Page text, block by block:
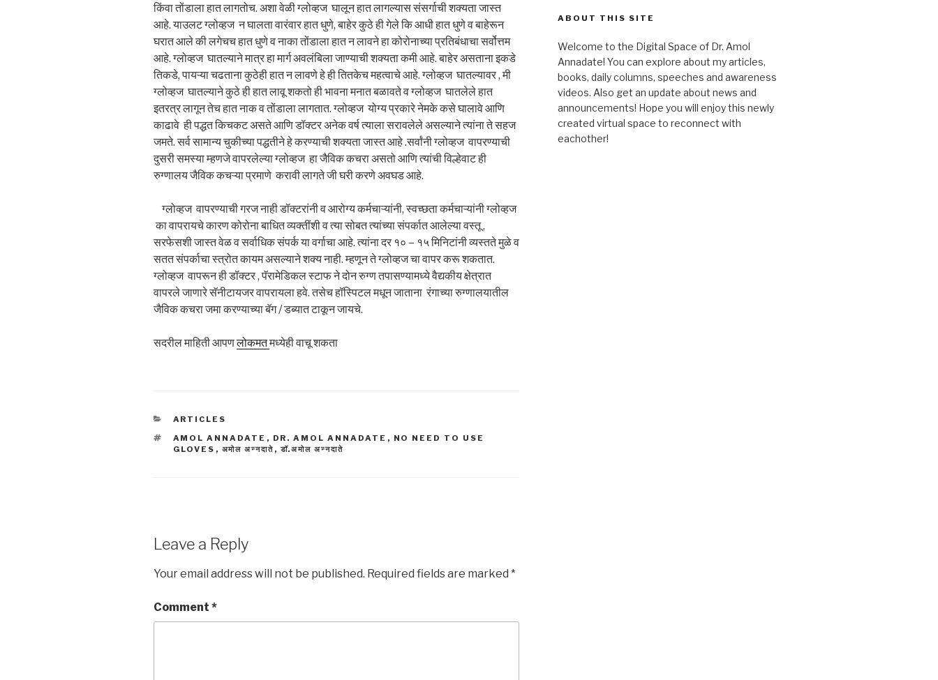
किंवा तोंडाला हात लागतोच. अशा वेळी ग्लोव्हज घालून हात लागल्यास संसर्गाची शक्यता जास्त
आहे. याउलट ग्लोव्हज न घालता वारंवार हात धुणे, बाहेर कुठे ही गेले कि आधी हात धुणे व बाहेरून
घरात आले की लगेचच हात धुणे व नाका तोंडाला हात न लावने हा कोरोनाच्या प्रतिबंधाचा सर्वोत्तम
आहे. ग्लोव्हज घातल्याने मात्र हा मार्ग अवलंबिला जाण्याची शक्यता कमी आहे. बाहेर असताना इकडे
तिकडे, पायऱ्या चढताना कुठेही हात न लावणे हे ही तितकेच महत्वाचे आहे. ग्लोव्हज घातल्यावर , मी
ग्लोव्हज घातल्याने कुठे ही हात लावू शकतो ही भावना मनात बळावते व ग्लोव्हज घातलेले हात
इतरत्र लागून तेच हात नाक व तोंडाला लागतात. ग्लोव्हज योग्य प्रकारे नेमके कसे घालावे आणि
काढावे ही पद्धत किचकट असते आणि डॉक्टर अनेक वर्ष त्याला सरावलेले असल्याने त्यांना ते सहज
जमते. सर्व सामान्य चुकीच्या पद्धतीने हे करण्याची शक्यता जास्त आहे .सर्वांनी ग्लोव्हज वापरण्याची
दुसरी समस्या म्हणजे वापरलेल्या ग्लोव्हज हा जैविक कचरा असतो आणि त्यांची विल्हेवाट ही
रुग्णालय जैविक कचऱ्या प्रमाणे करावी लागते जी घरी करणे अवघड आहे.
ग्लोव्हज वापरण्याची गरज नाही डॉक्टरांनी व आरोग्य कर्मचाऱ्यांनी, स्वच्छता कर्मचाऱ्यांनी ग्लोव्हज
का वापरायचे कारण कोरोना बाधित व्यक्तींशी व त्या सोबत त्यांच्या संपर्कात आलेल्या वस्तू ,
सरफेसशी जास्त वेळ व सर्वाधिक संपर्क या वर्गाचा आहे. त्यांना दर १० – १५ मिनिटांनी व्यस्तते मुळे व
सतत संपर्काचा स्त्रोत कायम असल्याने शक्य नाही. म्हणून ते ग्लोव्हज चा वापर करू शकतात.
ग्लोव्हज वापरून ही डॉक्टर , पॅरामेडिकल स्टाफ ने दोन रुग्ण तपासण्यामध्ये वैद्यकीय क्षेत्रात
वापरले जाणारे सॅनीटायजर वापरायला हवे. तसेच हॉस्पिटल मधून जाताना रंगाच्या रुग्णालयातील
जैविक कचरा जमा करण्याच्या बॅग / डब्यात टाकून जायचे.
सदरील माहिती आपणलोकमतमध्येही वाचू शकता
CATEGORIES
ARTICLES
TAGS
AMOL ANNADATE , DR. AMOL ANNADATE , NO NEED TO USE
GLOVES , अमोल अन्नदाते , डॉ.अमोल अन्नदाते
Leave a Reply
Your email address will not be published. Required fields are marked *
Comment *
ABOUT THIS SITE
Welcome to the Digital Space of Dr. Amol
Annadate! You can explore about my articles,
books, daily columns, speeches and awareness
videos. Also get an update about news and
announcements! Hope you will enjoy this newly
created virtual space to reconnect with
eachother!